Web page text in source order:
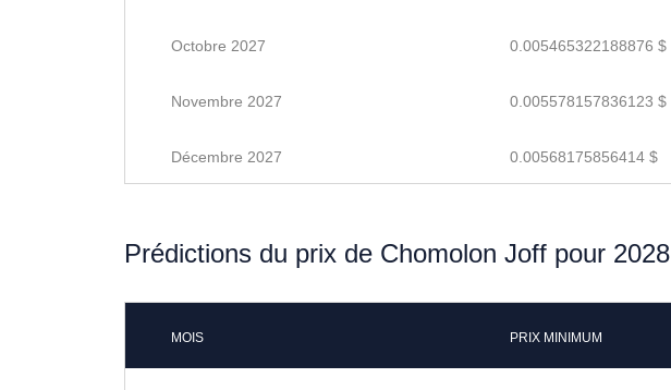
Octobre 2027 0.005465322188876 $
Novembre 2027 0.005578157836123 $
Décembre 2027 0.00568175856414 $
Prédictions du prix de Chomolon Joff pour 2028
MOIS PRIX MINIMUM